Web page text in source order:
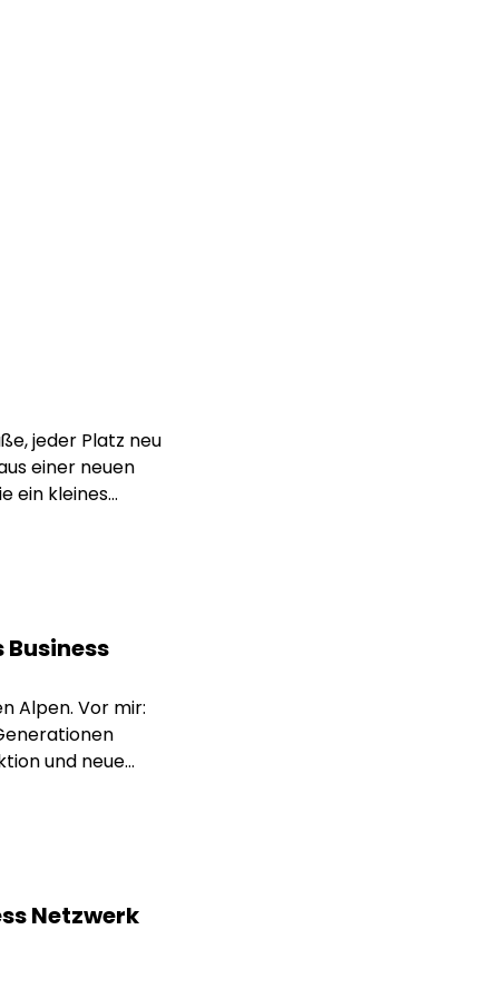
jeder Platz neu
einer neuen
ein kleines
Alpen. Vor mir:
und neue
kaufen
Netzwerk